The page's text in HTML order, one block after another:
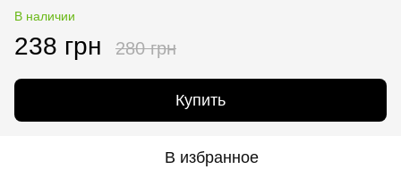
В наличии
238 грн 280 грн
Купить
В избранное